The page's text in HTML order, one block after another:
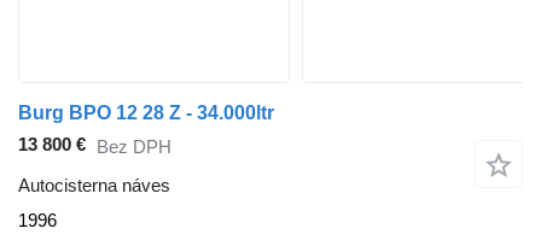
Burg BPO 12 28 Z - 34.000ltr
13 800 € Bez DPH
Autocisterna náves
1996